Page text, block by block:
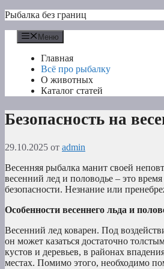
Перейти
содержимому
Рыбалка без границ
Меню
Главная
Всё про рыбалку
О животных
Каталог статей
Безопасность на
29.10.2025 от admin
Весенняя рыбалка манит своей
весенний лед и половодье – это
безопасности. Незнание или
Особенности весеннего льда и
Весенний лед коварен. Под
он может казаться достаточно
кустов и деревьев, в районах
местах. Помимо этого, необходимо